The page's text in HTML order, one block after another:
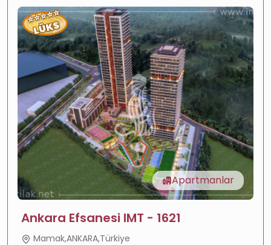
⭐⭐⭐⭐⭐
LÜKS
Apartmanlar
Ankara Efsanesi IMT - 1621
Mamak,ANKARA,Türkiye